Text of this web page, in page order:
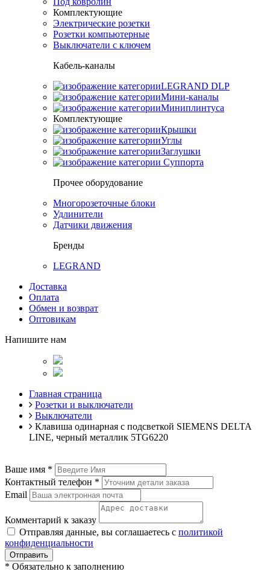
Комплектующие
Электрические розетки
Розетки компьютерные
Выключатели с ключем
Кабель-каналы
LEGRAND DLP
Мини-каналы
Миниплинтуса
Комплектующие
Крышки
Углы
Заглушки
Суппорта
Прочее оборудование
Многорозеточные блоки
Удлинители
Датчики движения
Бренды
LEGRAND
Доставка
Оплата
Обмен и возврат
Оптовикам
Напишите нам
Главная страница
Розетки и выключатели
Выключатели
Клавиша одинарная с подсветкой SIEMENS DELTA
LINE, черный металлик 5TG6220
Ваше имя *
Контактный телефон *
Email
Комментарий к заказу
Отправляя данные, вы соглашаетесь с политикой
конфиденциальности
Отправить
* Обязательно к заполнению